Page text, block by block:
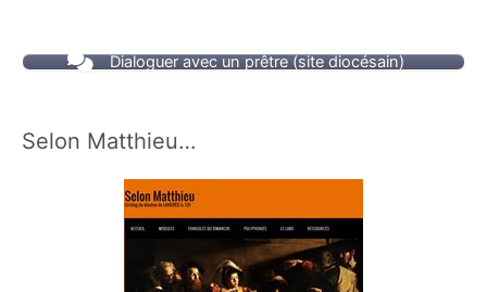
Dialoguer avec un prêtre (site diocésain)
Selon Matthieu…